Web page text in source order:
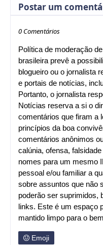
Postar um
0 Comentários
Política de moderação
brasileira prevê a
blogueiro ou o jornalista
e portais de notícias,
Portanto, o jornalista
Notícias reserva a si o
comentários que firam a
princípios da boa
comentários anônimos
calúnia, ofensa,
nomes para um mesmo
pessoal e/ou familiar a
sobre assuntos que não
poderão ser suprimidos,
links. Este é um espaço
mantido limpo para o
Emoji